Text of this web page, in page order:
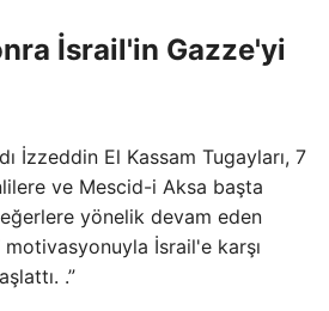
İsrail'in Gazze'yi
İzzeddin El Kassam Tugayları, 7
ve Mescid-i Aksa başta
yönelik devam eden
motivasyonuyla İsrail'e karşı
.”